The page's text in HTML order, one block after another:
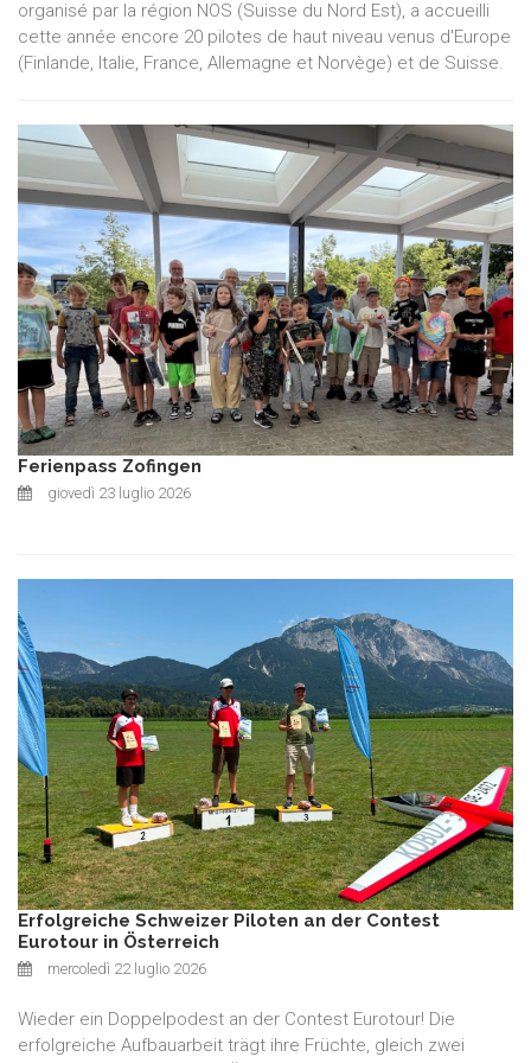
organisé par la région NOS (Suisse du Nord Est), a accueilli
cette année encore 20 pilotes de haut niveau venus d'Europe
(Finlande, Italie, France, Allemagne et Norvège) et de Suisse.
Ferienpass Zofingen
giovedì 23 luglio 2026
Erfolgreiche Schweizer Piloten an der Contest
Eurotour in Österreich
mercoledì 22 luglio 2026
Wieder ein Doppelpodest an der Contest Eurotour! Die
erfolgreiche Aufbauarbeit trägt ihre Früchte, gleich zwei